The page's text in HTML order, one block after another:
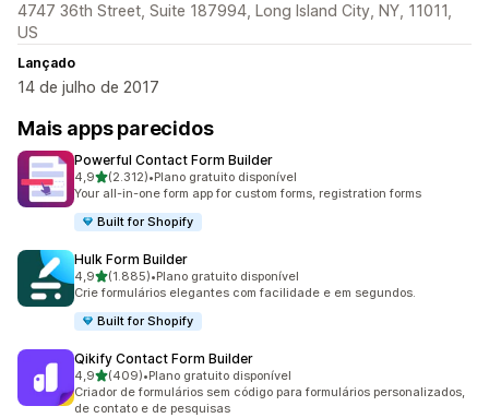
4747 36th Street, Suite 187994, Long Island City, NY, 11011,
US
Lançado
14 de julho de 2017
Mais apps parecidos
Powerful Contact Form Builder
4,9de 5 estrelas
(2.312)
2312 avaliações ao todo
•Plano gratuito disponível
Your all-in-one form app for custom forms, registration forms
Built for Shopify
Hulk Form Builder
4,9de 5 estrelas
(1.885)
1885 avaliações ao todo
•Plano gratuito disponível
Crie formulários elegantes com facilidade e em segundos.
Built for Shopify
Qikify Contact Form Builder
4,9de 5 estrelas
(409)
409 avaliações ao todo
•Plano gratuito disponível
Criador de formulários sem código para formulários personalizados,
de contato e de pesquisas